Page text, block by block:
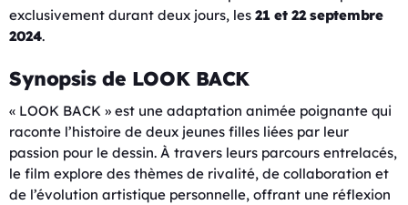
exclusivement durant deux jours, les 21 et 22 septembre
2024.
Synopsis de LOOK BACK
« LOOK BACK » est une adaptation animée poignante qui
raconte l’histoire de deux jeunes filles liées par leur
passion pour le dessin. À travers leurs parcours entrelacés,
le film explore des thèmes de rivalité, de collaboration et
de l’évolution artistique personnelle, offrant une réflexion